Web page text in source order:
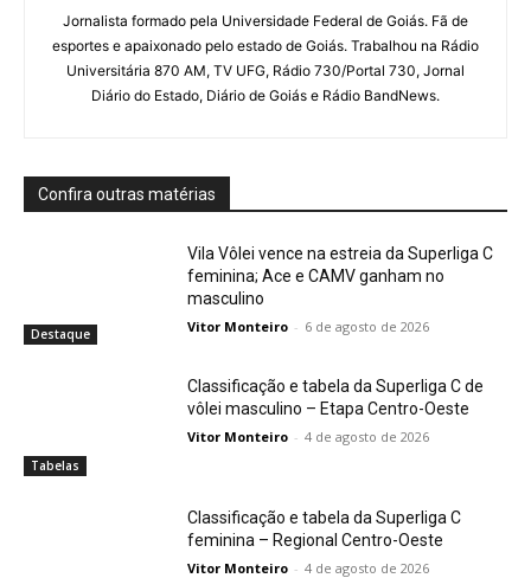
Jornalista formado pela Universidade Federal de Goiás. Fã de
esportes e apaixonado pelo estado de Goiás. Trabalhou na Rádio
Universitária 870 AM, TV UFG, Rádio 730/Portal 730, Jornal
Diário do Estado, Diário de Goiás e Rádio BandNews.
Confira outras matérias
Destaque
Vila Vôlei vence na estreia da Superliga C
feminina; Ace e CAMV ganham no
masculino
Vitor Monteiro - 6 de agosto de 2026
Tabelas
Classificação e tabela da Superliga C de
vôlei masculino – Etapa Centro-Oeste
Vitor Monteiro - 4 de agosto de 2026
Classificação e tabela da Superliga C
feminina – Regional Centro-Oeste
Vitor Monteiro - 4 de agosto de 2026